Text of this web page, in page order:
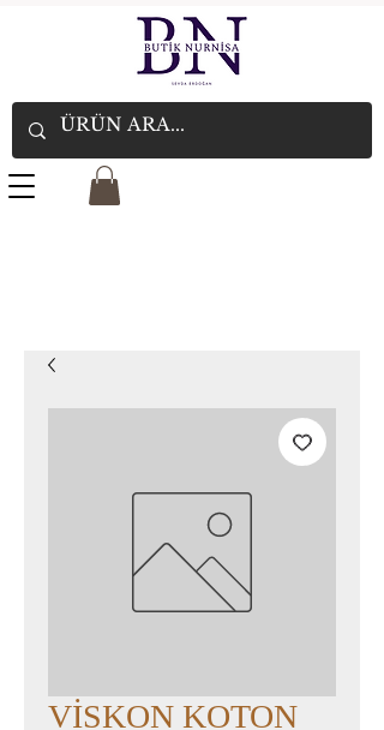
VİSKON KOTON